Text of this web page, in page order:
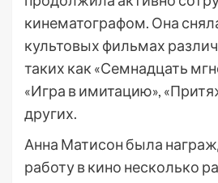
кинематографом. Она
культовых фильмах
таких как «Семнадцать
«Игра в имитацию»,
других.
Анна Матисон была
работу в кино несколько